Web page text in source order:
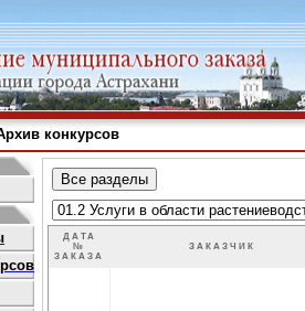
конкурсов
ДАТА
№
ЗАКАЗА
ЗАКАЗЧИК